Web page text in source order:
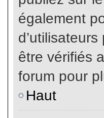
également
être vérifiés
forum pour
Haut